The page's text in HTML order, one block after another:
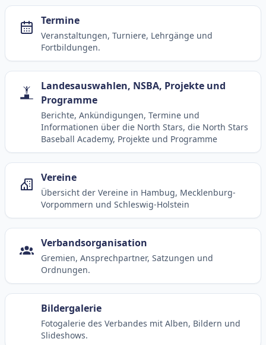
Termine
Veranstaltungen, Turniere, Lehrgänge und
Fortbildungen.
Landesauswahlen, NSBA, Projekte und
Programme
Berichte, Ankündigungen, Termine und
Informationen über die North Stars, die North Stars
Baseball Academy, Projekte und Programme
Vereine
Übersicht der Vereine in Hambug, Mecklenburg-
Vorpommern und Schleswig-Holstein
Verbandsorganisation
Gremien, Ansprechpartner, Satzungen und
Ordnungen.
Bildergalerie
Fotogalerie des Verbandes mit Alben, Bildern und
Slideshows.